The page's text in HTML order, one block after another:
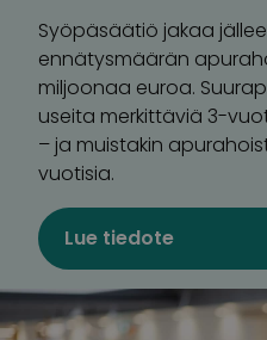
Syöpäsäätiö jakaa
ennätysmäärän
miljoonaa euroa.
useita merkittäviä 3-
– ja muistakin
vuotisia.
Lue tiedote